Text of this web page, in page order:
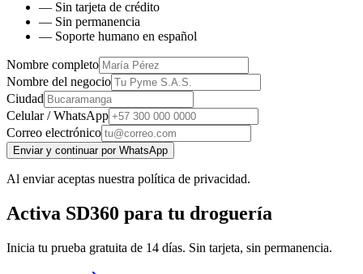
— Sin tarjeta de crédito
— Sin permanencia
— Soporte humano en español
Nombre completo
Nombre del negocio
Ciudad
Celular / WhatsApp
Correo electrónico
Enviar y continuar por WhatsApp
Al enviar aceptas nuestra política de privacidad.
Activa SD360 para tu droguería
Inicia tu prueba gratuita de 14 días. Sin tarjeta, sin permanencia.